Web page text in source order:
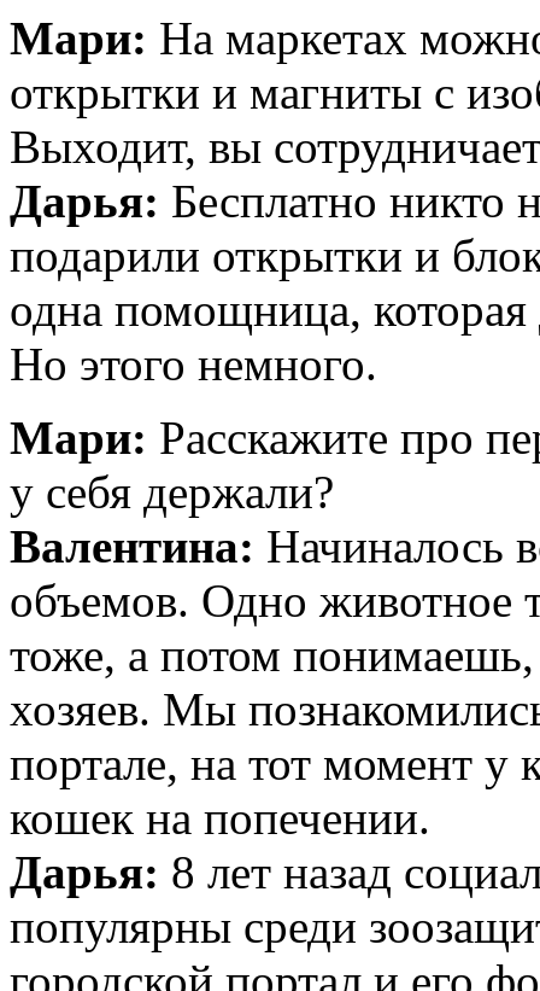
Мари: На маркетах
открытки и магниты с
Выходит, вы
Дарья: Бесплатно никто
подарили открытки и
одна помощница, которая
Но этого немного.
Мари: Расскажите про
у себя держали?
Валентина: Начиналось
объемов. Одно животное
тоже, а потом
хозяев. Мы
портале, на тот момент у
кошек на попечении.
Дарья: 8 лет назад
популярны среди